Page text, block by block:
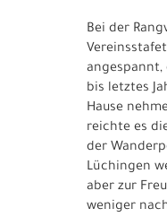
Bei der
angespannt,
bis letztes
Hause
reichte es
der
Lüchingen
aber zur
weniger